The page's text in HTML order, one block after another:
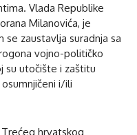
Vlada Republike
Milanovića, je
se zaustavlja suradnja sa
vojno-političko
su utočište i zaštitu
i/ili
hrvatskog